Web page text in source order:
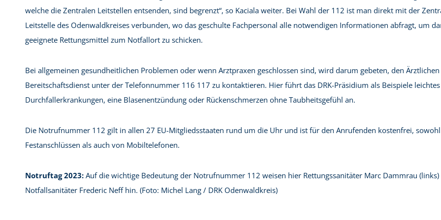
welche die Zentralen Leitstellen entsenden, sind begrenzt“, so Kaciala weiter. Bei Wahl der 112 ist man direkt mit der
Leitstelle des Odenwaldkreises verbunden, wo das geschulte Fachpersonal alle notwendigen Informationen abfragt, um
geeignete Rettungsmittel zum Notfallort zu schicken.
Bei allgemeinen gesundheitlichen Problemen oder wenn Arztpraxen geschlossen sind, wird darum gebeten, den Ärztlichen
Bereitschaftsdienst unter der Telefonnummer 116 117 zu kontaktieren. Hier führt das DRK-Präsidium als Beispiele
Durchfallerkrankungen, eine Blasenentzündung oder Rückenschmerzen ohne Taubheitsgefühl an.
Die Notrufnummer 112 gilt in allen 27 EU-Mitgliedsstaaten rund um die Uhr und ist für den Anrufenden kostenfrei,
Festanschlüssen als auch von Mobiltelefonen.
Notruftag 2023: Auf die wichtige Bedeutung der Notrufnummer 112 weisen hier Rettungssanitäter Marc Dammrau
Notfallsanitäter Frederic Neff hin. (Foto: Michel Lang / DRK Odenwaldkreis)